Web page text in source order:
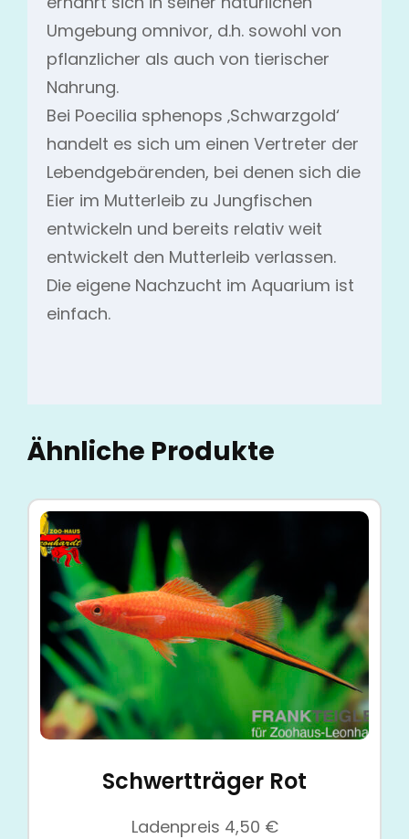
Umgebung omnivor, d.h. sowohl von
pflanzlicher als auch von tierischer
Nahrung.
Bei Poecilia sphenops ‚Schwarzgold‘
handelt es sich um einen Vertreter der
Lebendgebärenden, bei denen sich die
Eier im Mutterleib zu Jungfischen
entwickeln und bereits relativ weit
entwickelt den Mutterleib verlassen.
Die eigene Nachzucht im Aquarium ist
einfach.
Ähnliche Produkte
Schwertträger Rot
Ladenpreis 4,50 €